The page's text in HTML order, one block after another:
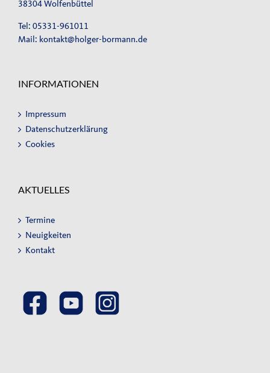
38304 Wolfenbüttel
Tel: 05331-961011
Mail: kontakt@holger-bormann.de
INFORMATIONEN
Impressum
Datenschutzerklärung
Cookies
AKTUELLES
Termine
Neuigkeiten
Kontakt